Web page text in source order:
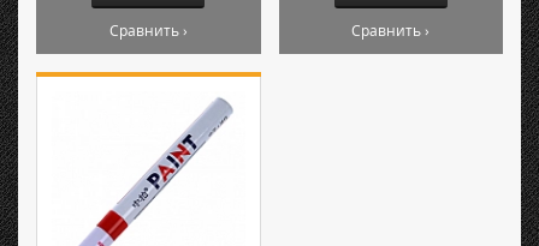
Сравнить › Сравнить ›